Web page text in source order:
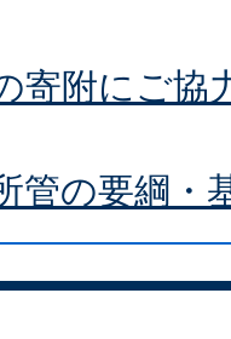
寄附にご協
管の要綱・